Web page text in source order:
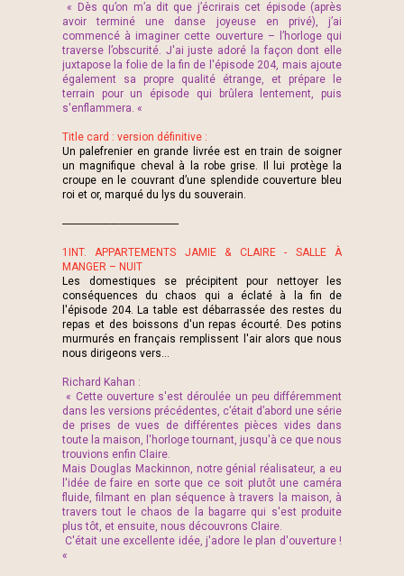
« Dès qu’on m’a dit que j’écrirais cet épisode (après
avoir terminé une danse joyeuse en privé), j’ai
commencé à imaginer cette ouverture – l’horloge qui
traverse l’obscurité. J'ai juste adoré la façon dont elle
juxtapose la folie de la fin de l'épisode 204, mais ajoute
également sa propre qualité étrange, et prépare le
terrain pour un épisode qui brûlera lentement, puis
s'enflammera. «
Title card : version définitive :
Un palefrenier en grande livrée est en train de soigner
un magnifique cheval à la robe grise. Il lui protège la
croupe en le couvrant d’une splendide couverture bleu
roi et or, marqué du lys du souverain.
-------------------------------------------
1INT. APPARTEMENTS JAMIE & CLAIRE - SALLE À
MANGER – NUIT
Les domestiques se précipitent pour nettoyer les
conséquences du chaos qui a éclaté à la fin de
l'épisode 204. La table est débarrassée des restes du
repas et des boissons d'un repas écourté. Des potins
murmurés en français remplissent l'air alors que nous
nous dirigeons vers…
Richard Kahan :
« Cette ouverture s'est déroulée un peu différemment
dans les versions précédentes, c’était d’abord une série
de prises de vues de différentes pièces vides dans
toute la maison, l'horloge tournant, jusqu'à ce que nous
trouvions enfin Claire.
Mais Douglas Mackinnon, notre génial réalisateur, a eu
l'idée de faire en sorte que ce soit plutôt une caméra
fluide, filmant en plan séquence à travers la maison, à
travers tout le chaos de la bagarre qui s'est produite
plus tôt, et ensuite, nous découvrons Claire.
C'était une excellente idée, j'adore le plan d'ouverture !
«